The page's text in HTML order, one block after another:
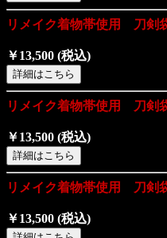
リメイク着物帯使用 刀剣
￥13,500 (税込)
リメイク着物帯使用 刀剣
￥13,500 (税込)
リメイク着物帯使用 刀剣
￥13,500 (税込)